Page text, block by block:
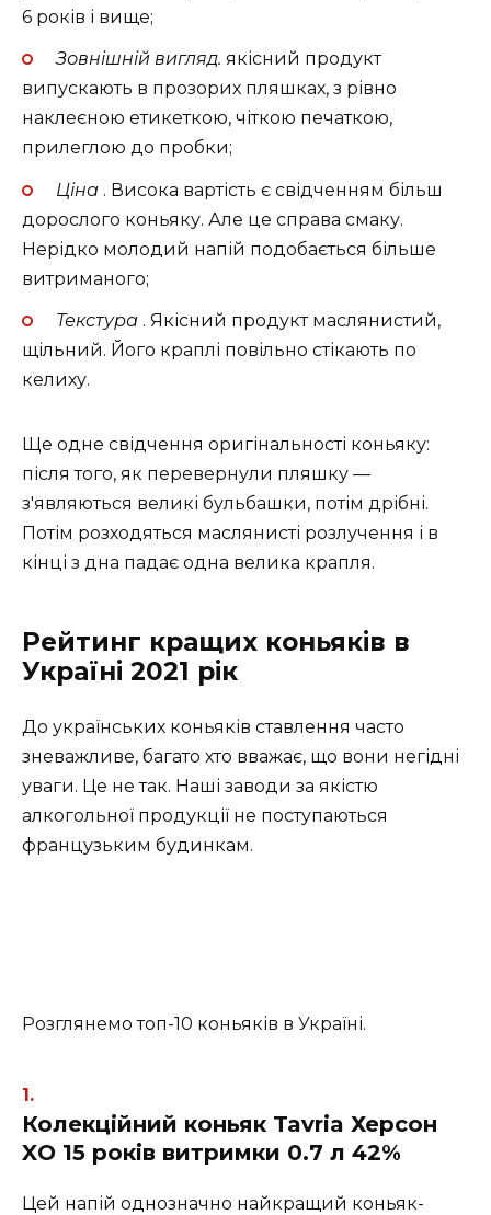
6 років і вище;
Зовнішній вигляд. якісний продукт
випускають в прозорих пляшках, з рівно
наклеєною етикеткою, чіткою печаткою,
прилеглою до пробки;
Ціна. Висока вартість є свідченням більш
дорослого коньяку. Але це справа смаку.
Нерідко молодий напій подобається більше
витриманого;
Текстура. Якісний продукт маслянистий,
щільний. Його краплі повільно стікають по
келиху.
Ще одне свідчення оригінальності коньяку:
після того, як перевернули пляшку —
з'являються великі бульбашки, потім дрібні.
Потім розходяться маслянисті розлучення і в
кінці з дна падає одна велика крапля.
Рейтинг кращих коньяків в
Україні 2021 рік
До українських коньяків ставлення часто
зневажливе, багато хто вважає, що вони негідні
уваги. Це не так. Наші заводи за якістю
алкогольної продукції не поступаються
французьким будинкам.
Розглянемо топ-10 коньяків в Україні.
Колекційний коньяк Tavria Херсон
XO 15 років витримки 0.7 л 42%
Цей напій однозначно найкращий коньяк-